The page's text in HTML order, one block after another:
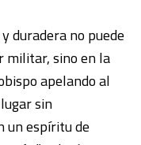
duradera no puede
militar, sino en la
apelando al
sin
un espíritu de